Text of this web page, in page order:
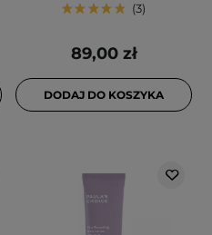
3
89,00 zł
DODAJ DO KOSZYKA